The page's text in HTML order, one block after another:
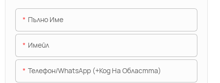
Пълно Име
Имейл
Телефон/WhatsApp (+Код На Областта)